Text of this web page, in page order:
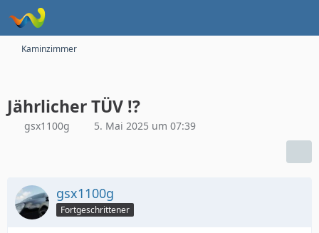
Kaminzimmer
Jährlicher TÜV !?
gsx1100g 5. Mai 2025 um 07:39
gsx1100g
Fortgeschrittener